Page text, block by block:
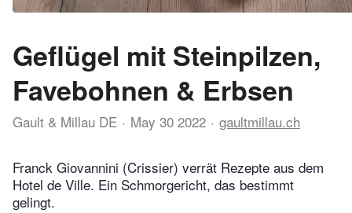
Geflügel mit Steinpilzen,
Favebohnen & Erbsen
Gault & Millau DE May 30 2022 gaultmillau.ch
Franck Giovannini (Crissier) verrät Rezepte aus dem
Hotel de Ville. Ein Schmorgericht, das bestimmt
gelingt.